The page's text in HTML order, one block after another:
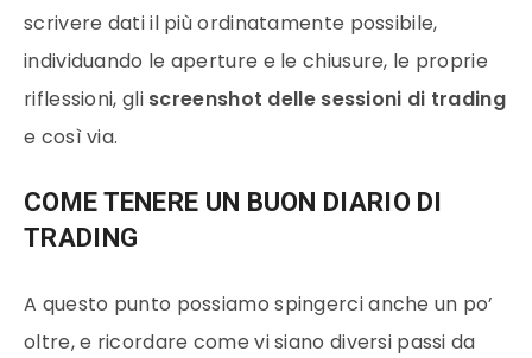
scrivere dati il più ordinatamente possibile,
individuando le aperture e le chiusure, le proprie
riflessioni, gli screenshot delle sessioni di trading
e così via.
COME TENERE UN BUON DIARIO DI
TRADING
A questo punto possiamo spingerci anche un po’
oltre, e ricordare come vi siano diversi passi da